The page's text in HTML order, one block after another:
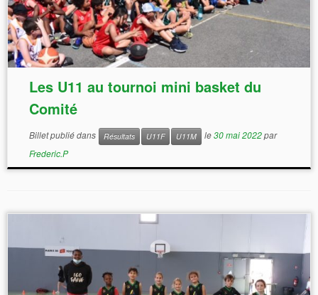
Les U11 au tournoi mini basket du
Comité
Billet publié dans Résultats U11F U11M le30 mai 2022par
Frederic.P